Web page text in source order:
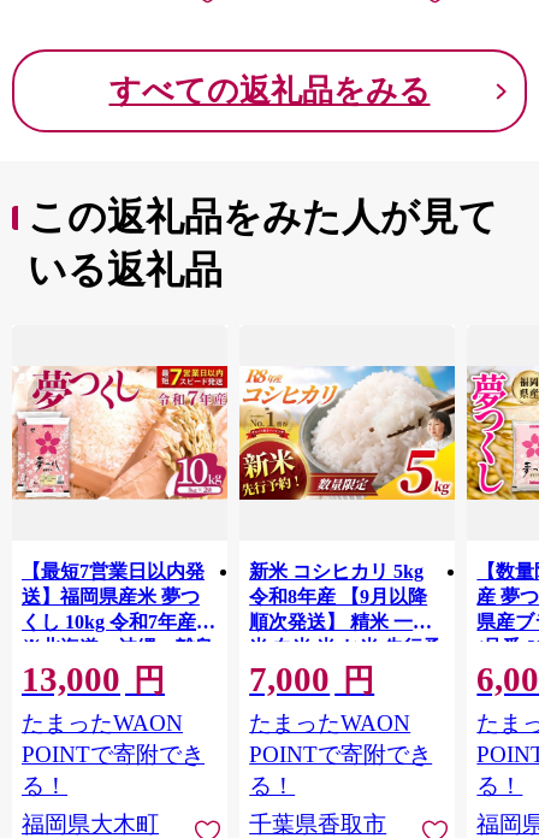
すべての返礼品をみる
この返礼品をみた人が見て
いる返礼品
【最短7営業日以内発
送】福岡県産米 夢つ
くし 10kg 令和7年産
※北海道・沖縄・離島
は配送不可 |【精米 単
一米 単一原料米 7年産
国産 お米 ブランド米
5kg × 2 ゆめつくし】
CY009_01
13,000 円
たまったWAON
POINTで寄附でき
る！
福岡県大木町
新米 コシヒカリ 5kg
令和8年産 【9月以降
順次発送】 精米 一等
米 白米 米 お米 先行予
約 数量 限定 こしひか
り 5キロ 米5kg ごはん
こめ コメ はくまい お
米マイスター 厳選 予
約 白飯 ※ okome kome
おむすび おにぎり 国
産 飯 おこめ 取り寄せ
7,000 円
たまったWAON
POINTで寄附でき
る！
千葉県香取市
【数
産 夢
県産ブ
(品番
たま
る！
福岡